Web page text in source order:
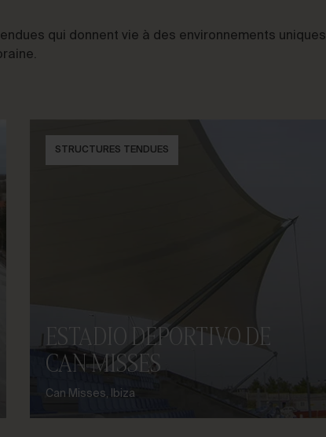
qui donnent vie à des environnements uniques
STRUCTURES TENDUES
ESTADIO DEPORTIVO DE
CAN MISSES
Can Misses, Ibiza